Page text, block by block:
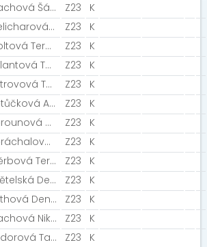
Machová Šárka [ŠNECI V BĚHU] Z23
K
Melicharová Simona Z23
K
Opltová Tereza [Šťávy ze ZooVetu ] Z23
K
Pelantová Tereza Z23
K
Petrovová Tereza [NN2020] Z23
K
Potůčková Adéla [Crossfit ] Z23
K
Šarounová Aneta Z23
K
Špráchalová Karolína Z23
K
Štěrbová Tereza Z23
K
Světelská Denisa [CrossFit HomeTown] Z23
K
Tóthová Denisa Z23
K
Vlachová Nikol Z23
K
Zudorová Tamara Z23 K